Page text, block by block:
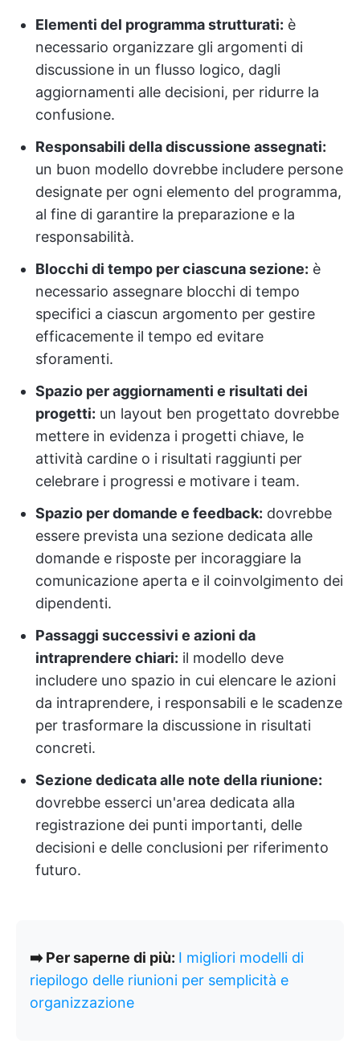
Elementi del programma strutturati: è
necessario organizzare gli argomenti di
discussione in un flusso logico, dagli
aggiornamenti alle decisioni, per ridurre la
confusione.
Responsabili della discussione assegnati:
un buon modello dovrebbe includere persone
designate per ogni elemento del programma,
al fine di garantire la preparazione e la
responsabilità.
Blocchi di tempo per ciascuna sezione: è
necessario assegnare blocchi di tempo
specifici a ciascun argomento per gestire
efficacemente il tempo ed evitare
sforamenti.
Spazio per aggiornamenti e risultati dei
progetti: un layout ben progettato dovrebbe
mettere in evidenza i progetti chiave, le
attività cardine o i risultati raggiunti per
celebrare i progressi e motivare i team.
Spazio per domande e feedback: dovrebbe
essere prevista una sezione dedicata alle
domande e risposte per incoraggiare la
comunicazione aperta e il coinvolgimento dei
dipendenti.
Passaggi successivi e azioni da
intraprendere chiari: il modello deve
includere uno spazio in cui elencare le azioni
da intraprendere, i responsabili e le scadenze
per trasformare la discussione in risultati
concreti.
Sezione dedicata alle note della riunione:
dovrebbe esserci un'area dedicata alla
registrazione dei punti importanti, delle
decisioni e delle conclusioni per riferimento
futuro.
➡️ Per saperne di più: I migliori modelli di
riepilogo delle riunioni per semplicità e
organizzazione